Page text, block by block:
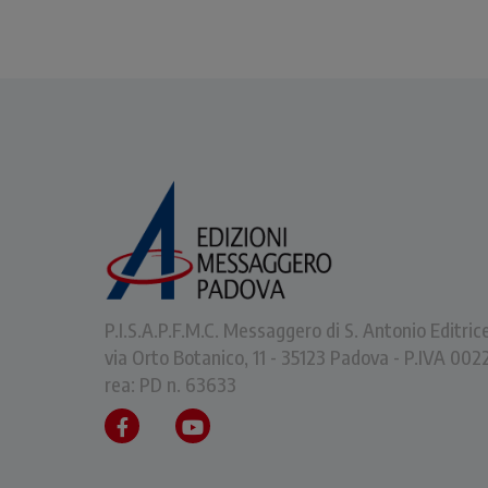
P.I.S.A.P.F.M.C. Messaggero di S. Antonio
via Orto Botanico, 11 - 35123 Padova - P.IVA
rea: PD n. 63633